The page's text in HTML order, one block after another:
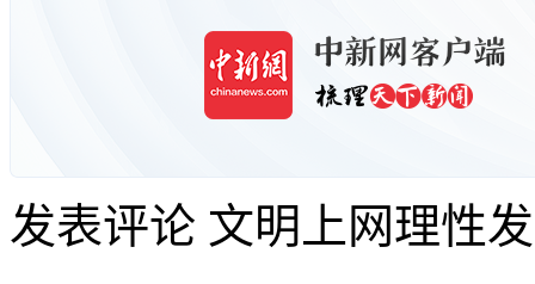
发表评论 文明上网理性